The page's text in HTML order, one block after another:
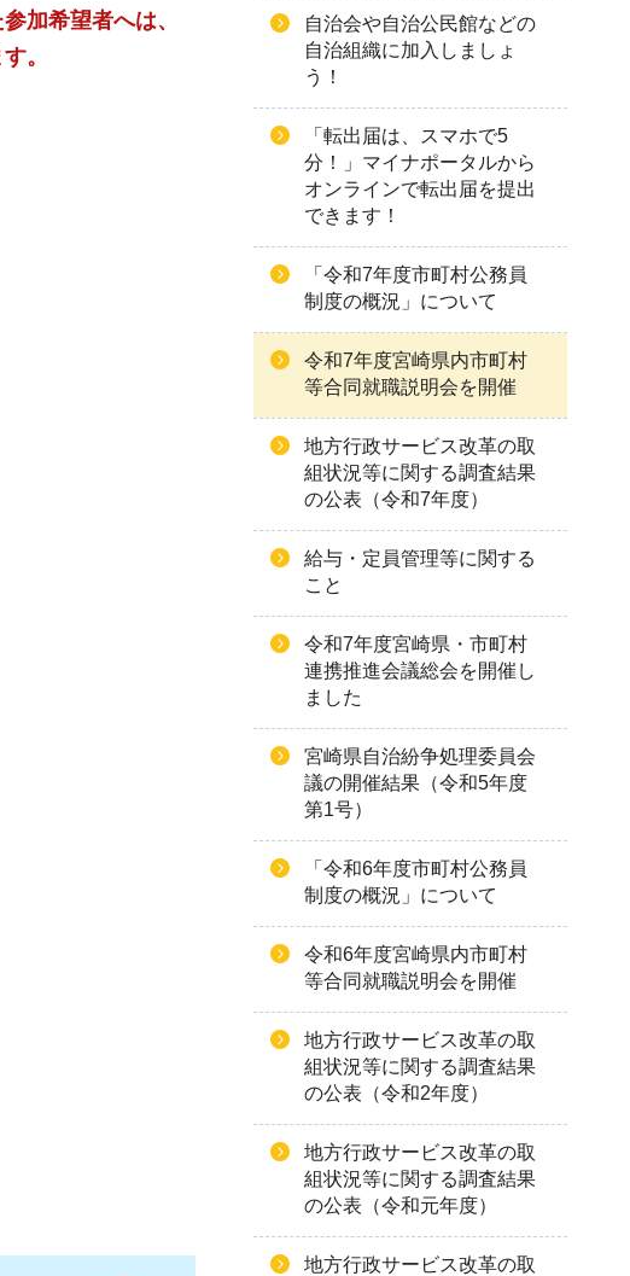
加希望者へは、
。
自治会や自治公民館などの
自治組織に加入しましょ
う！
「転出届は、スマホで5
分！」マイナポータルから
オンラインで転出届を提出
できます！
「令和7年度市町村公務員
制度の概況」について
令和7年度宮崎県内市町村
等合同就職説明会を開催
地方行政サービス改革の取
組状況等に関する調査結果
の公表（令和7年度）
給与・定員管理等に関する
こと
令和7年度宮崎県・市町村
連携推進会議総会を開催し
ました
宮崎県自治紛争処理委員会
議の開催結果（令和5年度
第1号）
「令和6年度市町村公務員
制度の概況」について
令和6年度宮崎県内市町村
等合同就職説明会を開催
地方行政サービス改革の取
組状況等に関する調査結果
の公表（令和2年度）
地方行政サービス改革の取
組状況等に関する調査結果
の公表（令和元年度）
地方行政サービス改革の取